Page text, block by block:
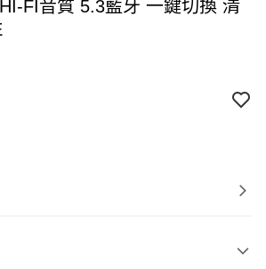
FI音質 5.3藍牙 一鍵切換 清